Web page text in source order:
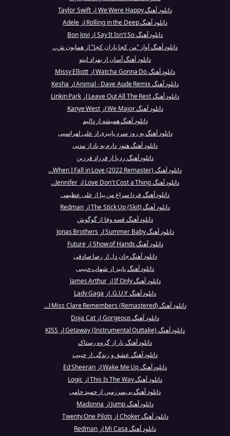
دانلود آهنگ We Were Happy از Taylor Swift
دانلود آهنگ Rolling in the Deep از Adele
دانلود آهنگ Say It Isn't So از Bon Jovi
دانلود آهنگ آواز "من کجا باران کجا" از همایون ش...
دانلود آهنگ آسان از بهزاد لیتو
دانلود آهنگ Watcha Gonna Do از Missy Elliott
دانلود آهنگ Animal - Dave Aude Remix از Kesha
دانلود آهنگ Leave Out All The Rest از Linkin Park
دانلود آهنگ We Major از Kanye West
دانلود آهنگ همیشه از دالیم
دانلود آهنگ یه روز سرد پاییزی از علی لهراسبی
دانلود آهنگ هنوز دارم به یاد از مدنی
دانلود آهنگ رد پا از فرزاد فرزین
دانلود آهنگ When I Fall in Love (2022 Remaster)...
دانلود آهنگ Love Don't Cost a Thing از Jennifer...
دانلود آهنگ فردا سراغ من بیا از علی عظیمی
دانلود آهنگ The Stick Up (Skit) از Redman
دانلود آهنگ قصه وفا از گوگوش
دانلود آهنگ Summer Baby از Jonas Brothers
دانلود آهنگ Show of Hands از Future
دانلود آهنگ جان دل از رضا صادقی
دانلود آهنگ پاییز از شهاب حبیبی
دانلود آهنگ If Only از James Arthur
دانلود آهنگ G.U.Y. از Lady Gaga
دانلود آهنگ Miss Clare Remembers (Remastered) ا...
دانلود آهنگ Gorgeous از Doja Cat
دانلود آهنگ Getaway (Instrumental Outtake) از KISS
دانلود آهنگ یار از گروه رستاک
دانلود آهنگ عشق و زندگی از حبیب
دانلود آهنگ Wake Me Up از Ed Sheeran
دانلود آهنگ This Is The Way از Logic
دانلود آهنگ بی‌سرزمین از حمید حامی
دانلود آهنگ Jump از Madonna
دانلود آهنگ Choker از Twenty One Pilots
دانلود آهنگ Mi Casa از Redman